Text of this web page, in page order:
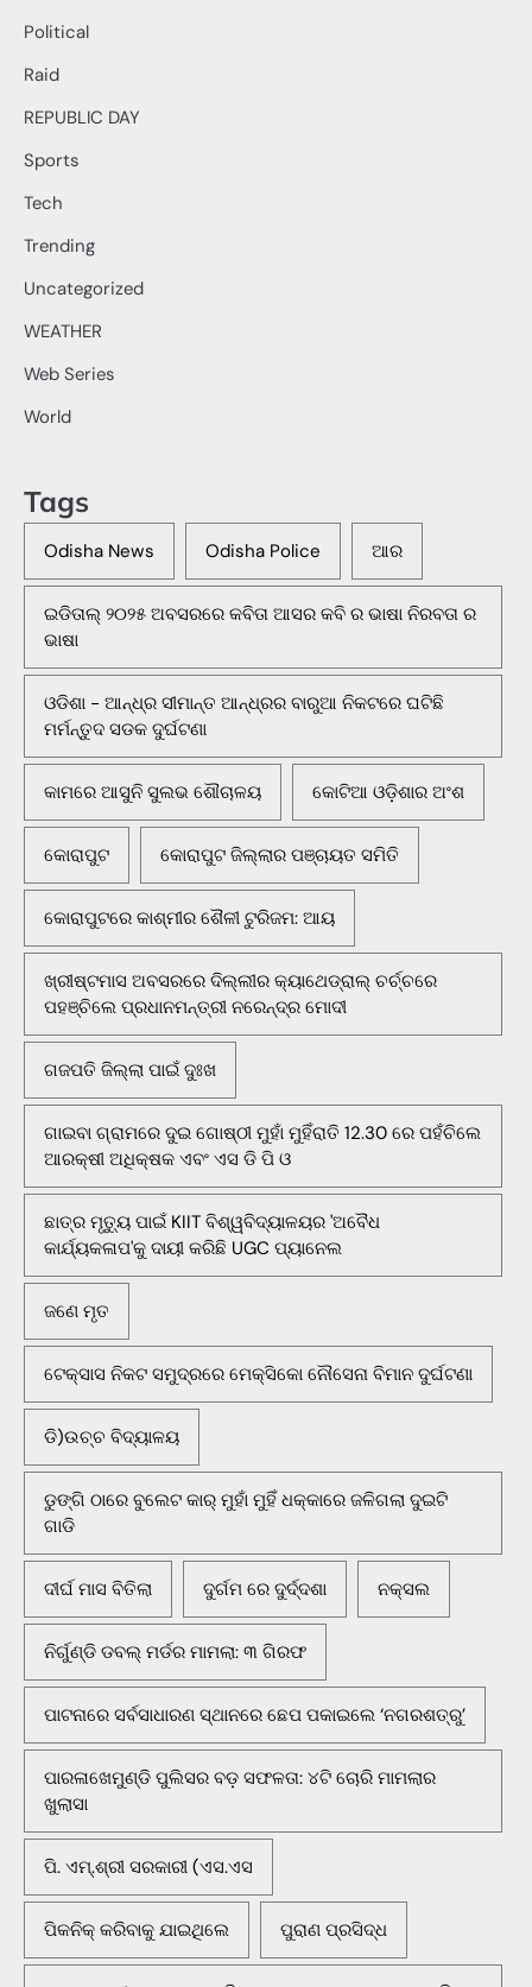
Political
Raid
REPUBLIC DAY
Sports
Tech
Trending
Uncategorized
WEATHER
Web Series
World
Tags
Odisha News Odisha Police ଆର
ଇଡିତାଲ୍ ୨୦୨୫ ଅବସରରେ କବିତା ଆସର କବି ର ଭାଷା ନିରବତା ର
ଭାଷା
ଓଡିଶା - ଆନ୍ଧ୍ର ସୀମାନ୍ତ ଆନ୍ଧ୍ରର ବାରୁଆ ନିକଟରେ ଘଟିଛି
ମର୍ମନ୍ତୁଦ ସଡକ ଦୁର୍ଘଟଣା
କାମରେ ଆସୁନି ସୁଲଭ ଶୌଚାଳୟ କୋଟିଆ ଓଡ଼ିଶାର ଅଂଶ
କୋରାପୁଟ କୋରାପୁଟ ଜିଲ୍ଲାର ପଞ୍ଚାୟତ ସମିତି
କୋରାପୁଟରେ କାଶ୍ମୀର ଶୈଳୀ ଟୁରିଜମ: ଆୟ
ଖ୍ରୀଷ୍ଟମାସ ଅବସରରେ ଦିଲ୍ଲୀର କ୍ୟାଥେଡ୍ରାଲ୍ ଚର୍ଚ୍ଚରେ
ପହଞ୍ଚିଲେ ପ୍ରଧାନମନ୍ତ୍ରୀ ନରେନ୍ଦ୍ର ମୋଦୀ
ଗଜପତି ଜିଲ୍ଲା ପାଇଁ ଦୁଃଖ
ଗାଇବା ଗ୍ରାମରେ ଦୁଇ ଗୋଷ୍ଠୀ ମୁହାଁ ମୁହିଁରାତି 12.30 ରେ ପହଁଚିଲେ
ଆରକ୍ଷୀ ଅଧିକ୍ଷକ ଏବଂ ଏସ ଡି ପି ଓ
ଛାତ୍ର ମୃତ୍ୟୁ ପାଇଁ KIIT ବିଶ୍ୱବିଦ୍ୟାଳୟର 'ଅବୈଧ
କାର୍ଯ୍ୟକଳାପ'କୁ ଦାୟୀ କରିଛି UGC ପ୍ୟାନେଲ
ଜଣେ ମୃତ
ଟେକ୍ସାସ ନିକଟ ସମୁଦ୍ରରେ ମେକ୍ସିକୋ ନୌସେନା ବିମାନ ଦୁର୍ଘଟଣା
ଡି)ଉଚ୍ଚ ବିଦ୍ୟାଳୟ
ଡୁଙ୍ଗି ଠାରେ ବୁଲେଟ କାର୍ ମୁହାଁ ମୁହିଁ ଧକ୍କାରେ ଜଳିଗଲା ଦୁଇଟି
ଗାଡି
ଦୀର୍ଘ ମାସ ବିତିଲା ଦୁର୍ଗମ ରେ ଦୁର୍ଦ୍ଦଶା ନକ୍ସଲ
ନିର୍ଗୁଣ୍ଡି ଡବଲ୍ ମର୍ଡର ମାମଲା: ୩ ଗିରଫ
ପାଟନାରେ ସର୍ବସାଧାରଣ ସ୍ଥାନରେ ଛେପ ପକାଇଲେ ‘ନଗରଶତ୍ରୁ’
ପାରଳାଖେମୁଣ୍ଡି ପୁଲିସର ବଡ଼ ସଫଳତା: ୪ଟି ଚୋରି ମାମଲାର
ଖୁଲାସା
ପି. ଏମ୍.ଶ୍ରୀ ସରକାରୀ (ଏସ.ଏସ
ପିକନିକ୍‌ କରିବାକୁ ଯାଇଥିଲେ ପୁରାଣ ପ୍ରସିଦ୍ଧ